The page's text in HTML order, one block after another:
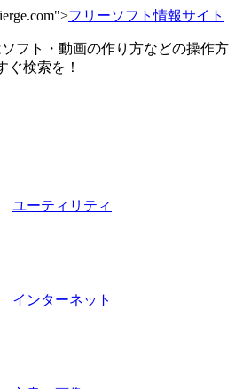
フリーソフト情報サイト
ソフト・動画の作り方などの操作方
ぐ検索を！
ユーティリティ
インターネット